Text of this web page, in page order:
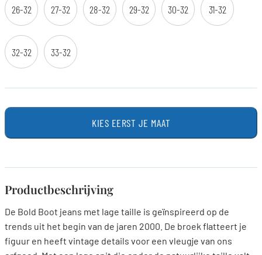
26-32 27-32 28-32 29-32 30-32 31-32
32-32 33-32
KIES EERST JE MAAT
Productbeschrijving
De Bold Boot jeans met lage taille is geïnspireerd op de
trends uit het begin van de jaren 2000. De broek flatteert je
figuur en heeft vintage details voor een vleugje van ons